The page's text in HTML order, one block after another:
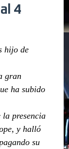
4
hijo de
gran
ha subido
la presencia
y halló
su